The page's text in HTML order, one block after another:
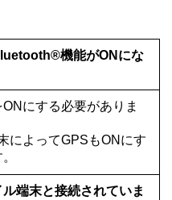
機能がONにな
にする必要がありま
によってGPSもONにす
端末と接続されていま